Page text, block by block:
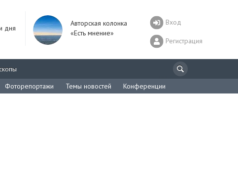
дня
Авторская колонка
«Есть мнение»
Вход
Регистрация
Фоторепортажи Темы новостей Конференции